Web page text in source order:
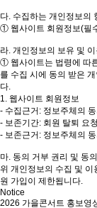
다. 수집하는 개인정보의
① 웹사이트 회원정보(필
라. 개인정보의 보유 및
① 웹사이트는 법령에 따
를 수집 시에 동의 받은
다.
1. 웹사이트 회원정보
- 수집근거: 정보주체의 동
- 보존기간: 회원 탈퇴 요
- 보존근거: 정보주체의 동
마. 동의 거부 권리 및 동
위 개인정보의 수집 및 이
원 가입이 제한됩니다.
Notice
2026 가을콘서트 홍보영